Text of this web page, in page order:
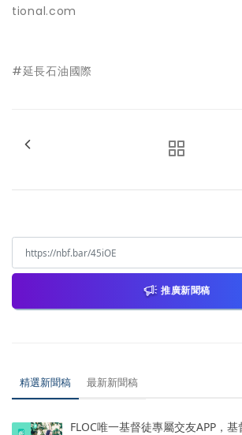
tional.com
#延長石油國際
推廣新聞稿
精選新聞稿 最新新聞稿
FLOC唯一基督徒專屬交友APP，